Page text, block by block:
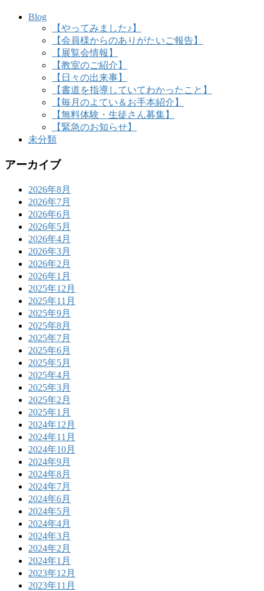
Blog
【やってみました♪】
【会員様からのありがたいご報告】
【展覧会情報】
【教室のご紹介】
【日々の出来事】
【書道を指導していてわかったこと】
【毎月のよてい＆お手本紹介】
【無料体験・生徒さん募集】
【緊急のお知らせ】
未分類
アーカイブ
2026年8月
2026年7月
2026年6月
2026年5月
2026年4月
2026年3月
2026年2月
2026年1月
2025年12月
2025年11月
2025年9月
2025年8月
2025年7月
2025年6月
2025年5月
2025年4月
2025年3月
2025年2月
2025年1月
2024年12月
2024年11月
2024年10月
2024年9月
2024年8月
2024年7月
2024年6月
2024年5月
2024年4月
2024年3月
2024年2月
2024年1月
2023年12月
2023年11月